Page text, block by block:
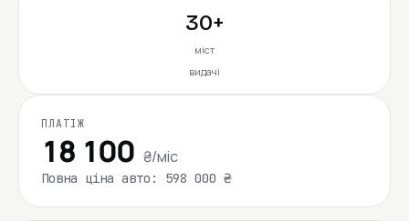
30+
міст
видачі
ПЛАТІЖ
18 100 ₴/міс
Повна ціна авто: 598 000 ₴